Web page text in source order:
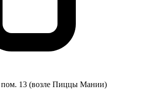
пом. 13 (возле Пиццы Мании)